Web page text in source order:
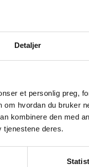
Detaljer
et personlig preg,
hvordan du bruker
kombinere den med
tjenestene deres.